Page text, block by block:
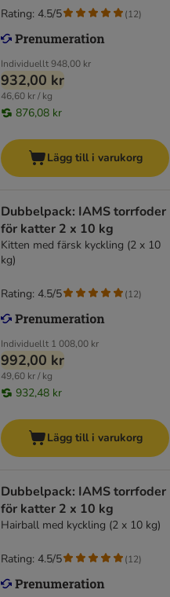
Individuellt948,00 kr
932,00 kr
46,60 kr / kg
876,08 kr
Rating: 4.5/5 (12)
Lägg till i varukorg
Dubbelpack: IAMS torrfoder
för katter 2 x 10 kg
Kitten med färsk kyckling (2 x 10
kg)
Individuellt 1 008,00 kr
992,00 kr
49,60 kr / kg
932,48 kr
Rating: 4.5/5 (12)
Lägg till i varukorg
Dubbelpack: IAMS torrfoder
för katter 2 x 10 kg
Hairball med kyckling (2 x 10 kg)
Rating: 4.5/5 (12)